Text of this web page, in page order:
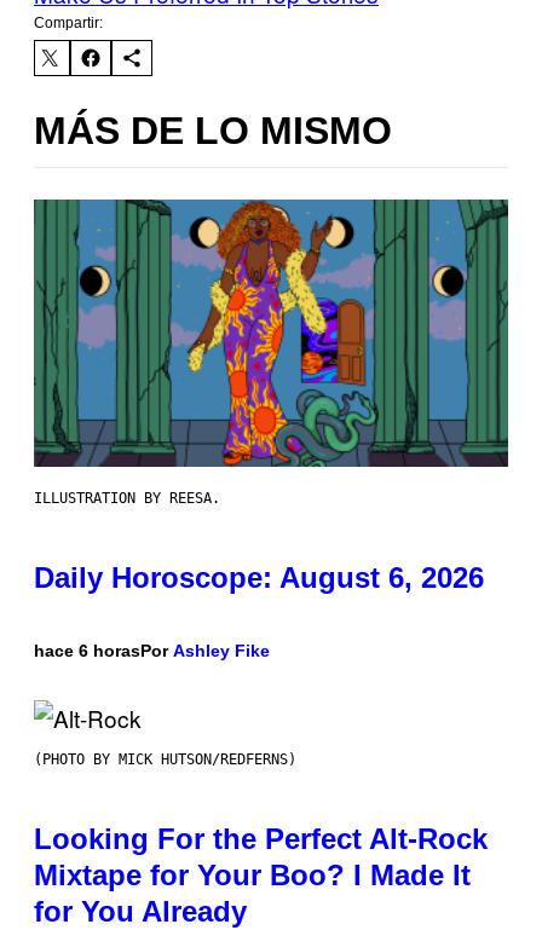
Compartir:
MÁS DE LO MISMO
ILLUSTRATION BY REESA.
Daily Horoscope: August 6, 2026
hace 6 horasPorAshley Fike
(PHOTO BY MICK HUTSON/REDFERNS)
Looking For the Perfect Alt-Rock
Mixtape for Your Boo? I Made It
for You Already